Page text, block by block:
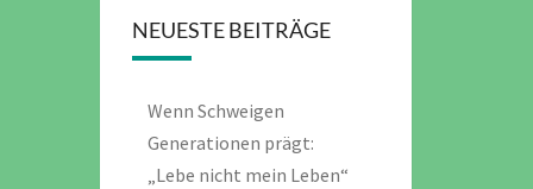
NEUESTE BEITRÄGE
Wenn Schweigen
Generationen prägt:
„Lebe nicht mein Leben“